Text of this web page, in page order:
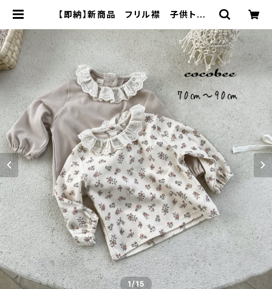
【即納】新商品 フリル襟 子供トップ
プス 海外子供服 韓国子供服 | co
cobee
1/15